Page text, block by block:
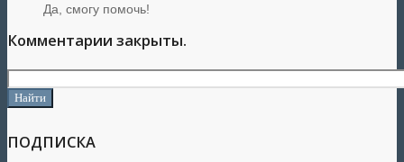
Да, смогу помочь!
Комментарии закрыты.
ПОДПИСКА